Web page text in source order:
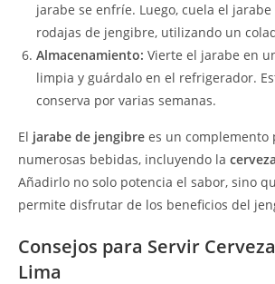
jarabe se enfríe. Luego, cuela el
rodajas de jengibre, utilizando un
Almacenamiento: Vierte el jarabe en
limpia y guárdalo en el refrigerador.
conserva por varias semanas.
El jarabe de jengibre es un complemento
numerosas bebidas, incluyendo la
Añadirlo no solo potencia el sabor, sino
permite disfrutar de los beneficios del
Consejos para Servir
Lima